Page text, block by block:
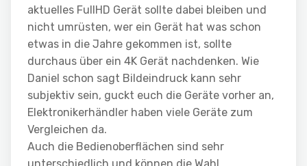
aktuelles FullHD Gerät sollte dabei bleiben und
nicht umrüsten, wer ein Gerät hat was schon
etwas in die Jahre gekommen ist, sollte
durchaus über ein 4K Gerät nachdenken. Wie
Daniel schon sagt Bildeindruck kann sehr
subjektiv sein, guckt euch die Geräte vorher an,
Elektronikerhändler haben viele Geräte zum
Vergleichen da.
Auch die Bedienoberflächen sind sehr